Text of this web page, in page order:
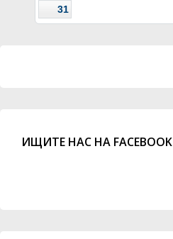
31
ИЩИТЕ НАС НА FACEBOOK